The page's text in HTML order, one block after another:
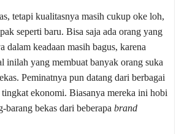
tetapi kualitasnya masih cukup oke loh,
seperti baru. Bisa saja ada orang yang
dalam keadaan masih bagus, karena
inilah yang membuat banyak orang suka
Peminatnya pun datang dari berbagai
ekonomi. Biasanya mereka ini hobi
barang bekas dari beberapa brand